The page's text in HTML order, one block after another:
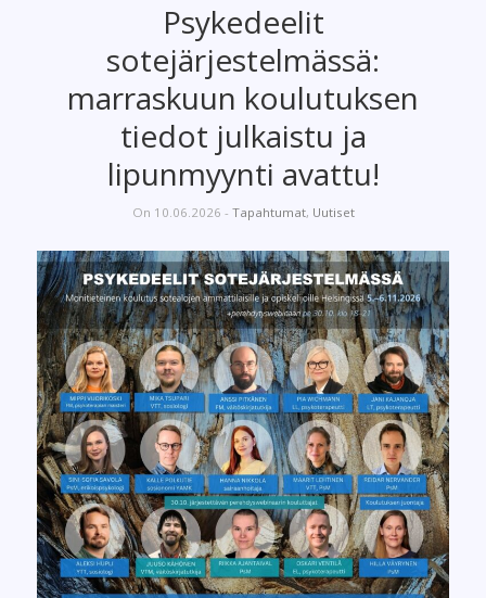
Psykedeelit
sotejärjestelmässä:
marraskuun koulutuksen
tiedot julkaistu ja
lipunmyynti avattu!
On 10.06.2026 - Tapahtumat, Uutiset